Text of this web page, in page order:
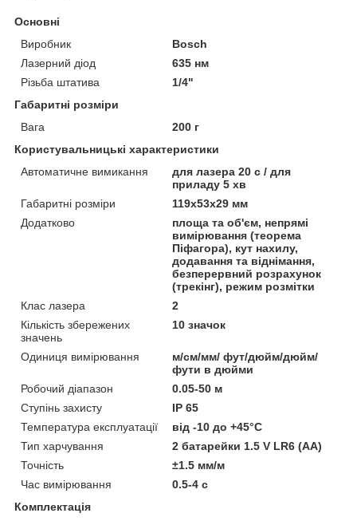
Основні
Виробник
Bosch
Лазерний діод
635 нм
Різьба штатива
1/4"
Габаритні розміри
Вага
200 г
Користувальницькі характеристики
Автоматичне вимикання
для лазера 20 с / для
приладу 5 хв
Габаритні розміри
119x53x29 мм
Додатково
площа та об'єм, непрямі
вимірювання (теорема
Піфагора), кут нахилу,
додавання та віднімання,
безперервний розрахунок
(трекінг), режим розмітки
Клас лазера
2
Кількість збережених
значень
10 значок
Одиниця вимірювання
м/см/мм/ фут/дюйм/дюйм/
фути в дюйми
Робочий діапазон
0.05-50 м
Ступінь захисту
IP 65
Температура експлуатації
від -10 до +45°С
Тип харчування
2 батарейки 1.5 V LR6 (AA)
Точність
±1.5 мм/м
Час вимірювання
0.5-4 с
Комплектація